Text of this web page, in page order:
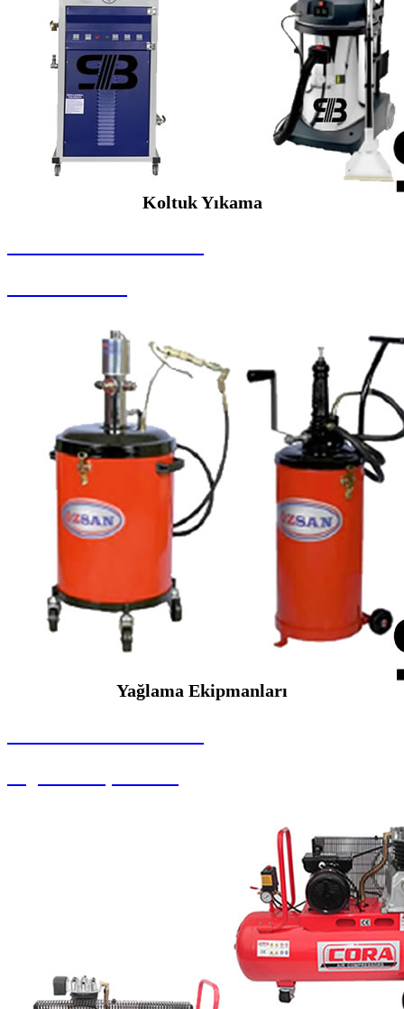
Koltuk Yıkama
Yağlama Ekipmanları